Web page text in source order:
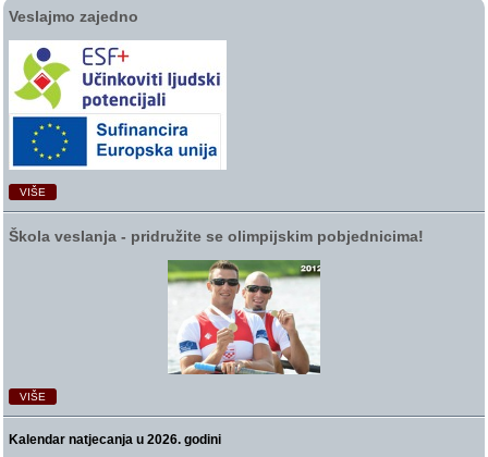
Veslajmo zajedno
VIŠE
Škola veslanja ‑ pridružite se olimpijskim pobjednicima!
VIŠE
Kalendar natjecanja u 2026. godini